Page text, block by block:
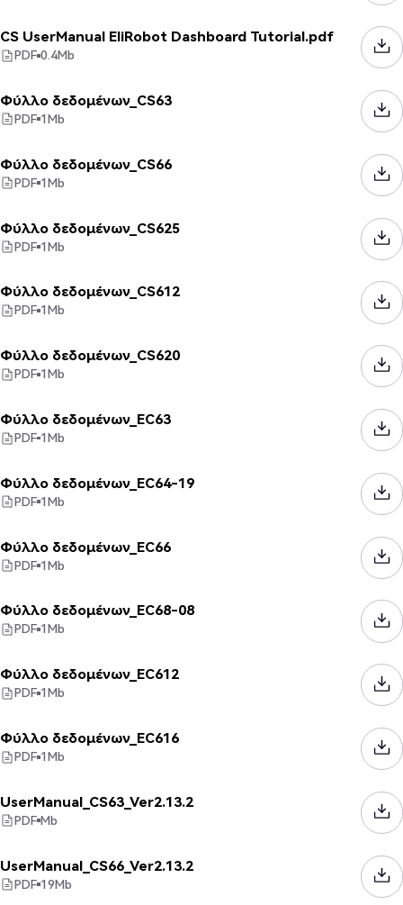
CS UserManual EliRobot Dashboard Tutorial.pdf
PDF 0.4Mb
Φύλλο δεδομένων_CS63
PDF 1Mb
Φύλλο δεδομένων_CS66
PDF 1Mb
Φύλλο δεδομένων_CS625
PDF 1Mb
Φύλλο δεδομένων_CS612
PDF 1Mb
Φύλλο δεδομένων_CS620
PDF 1Mb
Φύλλο δεδομένων_EC63
PDF 1Mb
Φύλλο δεδομένων_EC64-19
PDF 1Mb
Φύλλο δεδομένων_EC66
PDF 1Mb
Φύλλο δεδομένων_EC68-08
PDF 1Mb
Φύλλο δεδομένων_EC612
PDF 1Mb
Φύλλο δεδομένων_EC616
PDF 1Mb
UserManual_CS63_Ver2.13.2
PDF Mb
UserManual_CS66_Ver2.13.2
PDF 19Mb